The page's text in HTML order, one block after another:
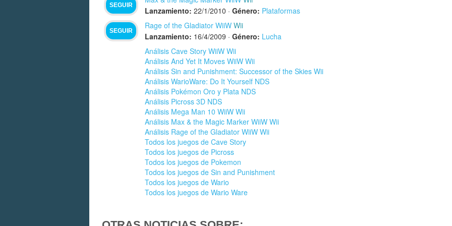
SEGUIR
Lanzamiento: 22/1/2010 · Género: Plataformas
SEGUIR
Rage of the Gladiator WiiW Wii
Lanzamiento: 16/4/2009 · Género: Lucha
Análisis Cave Story WiiW Wii
Análisis And Yet It Moves WiiW Wii
Análisis Sin and Punishment: Successor of the Skies Wii
Análisis WarioWare: Do It Yourself NDS
Análisis Pokémon Oro y Plata NDS
Análisis Picross 3D NDS
Análisis Mega Man 10 WiiW Wii
Análisis Max & the Magic Marker WiiW Wii
Análisis Rage of the Gladiator WiiW Wii
Todos los juegos de Cave Story
Todos los juegos de Picross
Todos los juegos de Pokemon
Todos los juegos de Sin and Punishment
Todos los juegos de Wario
Todos los juegos de Wario Ware